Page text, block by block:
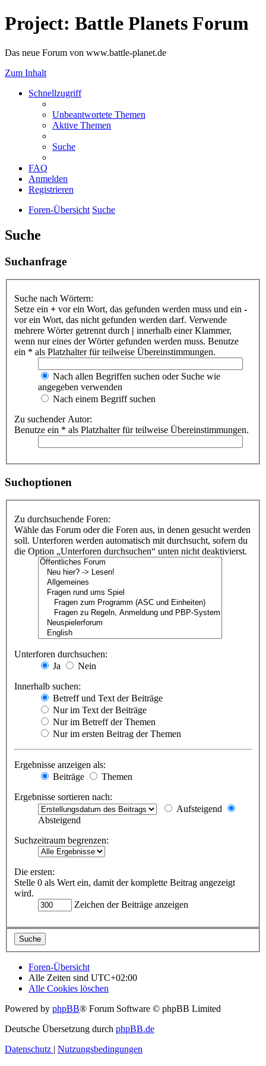
Project: Battle Planets Forum
Das neue Forum von www.battle-planet.de
Zum Inhalt
Schnellzugriff
Unbeantwortete Themen
Aktive Themen
Suche
FAQ
Anmelden
Registrieren
Foren-Übersicht Suche
Suche
Suchanfrage
Suche nach Wörtern:
Setze ein + vor ein Wort, das gefunden werden muss und ein -
vor ein Wort, das nicht gefunden werden darf. Verwende
mehrere Wörter getrennt durch | innerhalb einer Klammer,
wenn nur eines der Wörter gefunden werden muss. Benutze
ein * als Platzhalter für teilweise Übereinstimmungen.
Nach allen Begriffen suchen oder Suche wie
angegeben verwenden
Nach einem Begriff suchen
Zu suchender Autor:
Benutze ein * als Platzhalter für teilweise Übereinstimmungen.
Suchoptionen
Zu durchsuchende Foren:
Wähle das Forum oder die Foren aus, in denen gesucht werden
soll. Unterforen werden automatisch mit durchsucht, sofern du
die Option „Unterforen durchsuchen“ unten nicht deaktivierst.
Unterforen durchsuchen:
Ja
Nein
Innerhalb suchen:
Betreff und Text der Beiträge
Nur im Text der Beiträge
Nur im Betreff der Themen
Nur im ersten Beitrag der Themen
Ergebnisse anzeigen als:
Beiträge
Themen
Ergebnisse sortieren nach:
Aufsteigend
Absteigend
Suchzeitraum begrenzen:
Die ersten:
Stelle 0 als Wert ein, damit der komplette Beitrag angezeigt
wird.
Zeichen der Beiträge anzeigen
Foren-Übersicht
Alle Zeiten sind UTC+02:00
Alle Cookies löschen
Powered by phpBB® Forum Software © phpBB Limited
Deutsche Übersetzung durch phpBB.de
Datenschutz | Nutzungsbedingungen